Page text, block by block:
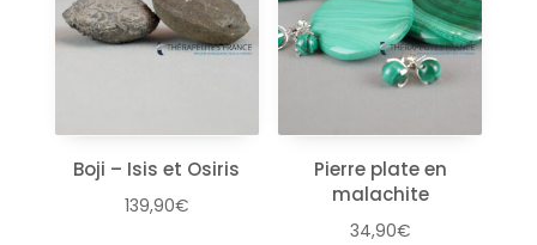
Boji – Isis et Osiris
139,90€
Pierre plate en
malachite
34,90€